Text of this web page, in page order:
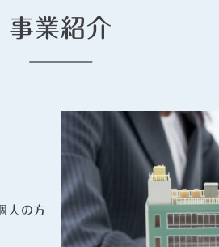
事業紹介
人の方